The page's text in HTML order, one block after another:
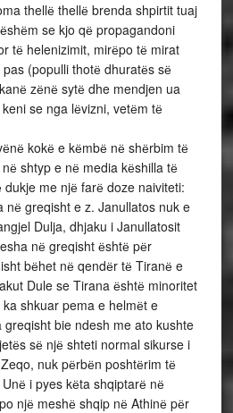
thellё thellё brenda shpirtit tuaj
se kjo qё propagandoni
tё helenizimit, mirёpo tё mirat
(populli thotё dhuratёs sё
zёnё sytё dhe mendjen ua
se nga lёvizni, vetёm tё
kokё e kёmbё nё shёrbim tё
shtyp e nё media kёshilla tё
me njё farё doze naiviteti:
nё greqisht e z. Janullatos nuk e
Dulja, dhjaku i Janullatosit
nё greqisht ёshtё pёr
bёhet nё qendёr tё Tiranё e
Dule se Tirana ёshtё minoritet
shkuar pema e helmёt e
bie ndesh me ato kushte
sё njё shteti normal sikurse i
nuk pёrbёn poshtёrim tё
i pyes kёta shqiptarё nё
njё meshё shqip nё Athinё pёr